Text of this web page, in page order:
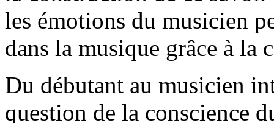
les émotions du musicien
dans la musique grâce à la
Du débutant au musicien
question de la conscience